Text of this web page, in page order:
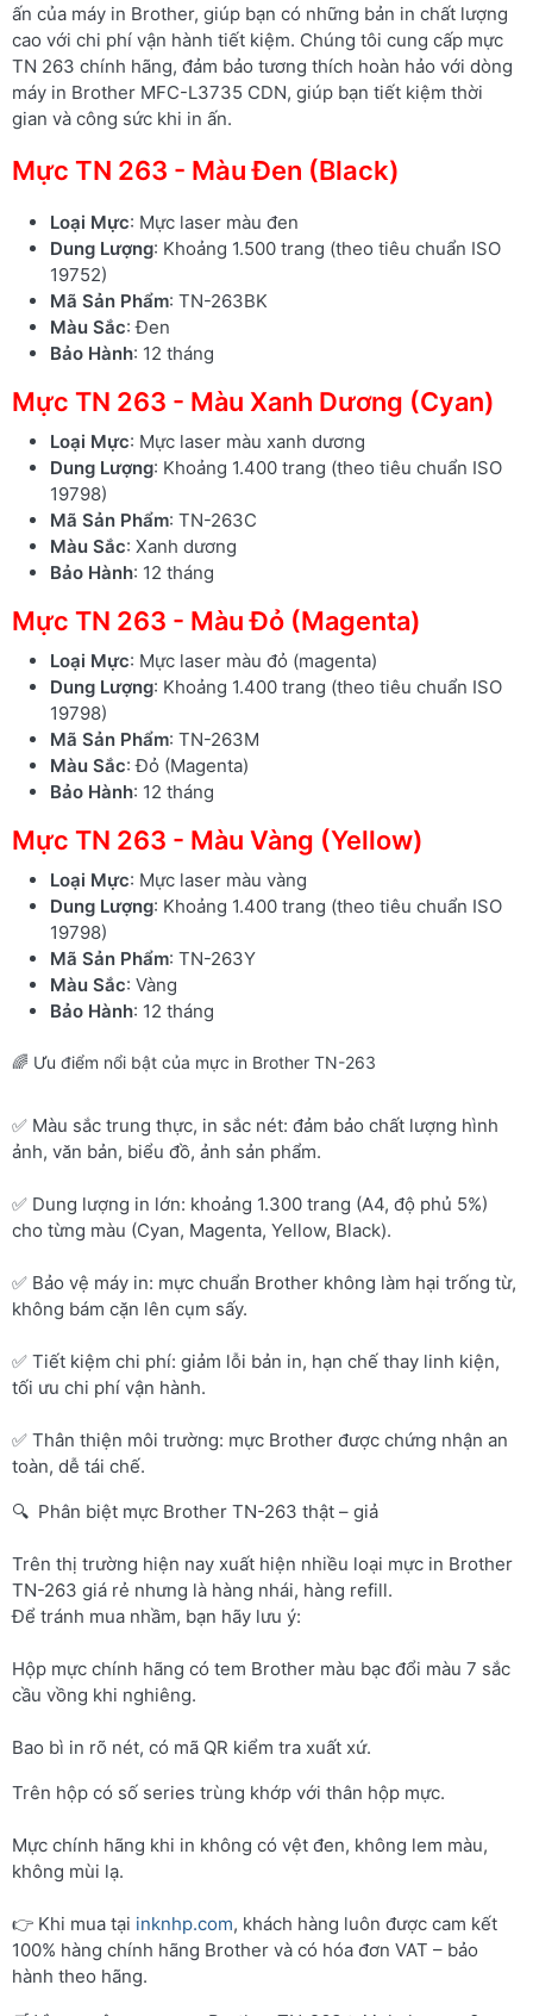
ấn của máy in Brother, giúp bạn có những bản in chất lượng
cao với chi phí vận hành tiết kiệm. Chúng tôi cung cấp mực
TN 263 chính hãng, đảm bảo tương thích hoàn hảo với dòng
máy in Brother MFC-L3735 CDN, giúp bạn tiết kiệm thời
gian và công sức khi in ấn.
Mực TN 263 - Màu Đen (Black)
Loại Mực: Mực laser màu đen
Dung Lượng: Khoảng 1.500 trang (theo tiêu chuẩn ISO
19752)
Mã Sản Phẩm: TN-263BK
Màu Sắc: Đen
Bảo Hành: 12 tháng
Mực TN 263 - Màu Xanh Dương (Cyan)
Loại Mực: Mực laser màu xanh dương
Dung Lượng: Khoảng 1.400 trang (theo tiêu chuẩn ISO
19798)
Mã Sản Phẩm: TN-263C
Màu Sắc: Xanh dương
Bảo Hành: 12 tháng
Mực TN 263 - Màu Đỏ (Magenta)
Loại Mực: Mực laser màu đỏ (magenta)
Dung Lượng: Khoảng 1.400 trang (theo tiêu chuẩn ISO
19798)
Mã Sản Phẩm: TN-263M
Màu Sắc: Đỏ (Magenta)
Bảo Hành: 12 tháng
Mực TN 263 - Màu Vàng (Yellow)
Loại Mực: Mực laser màu vàng
Dung Lượng: Khoảng 1.400 trang (theo tiêu chuẩn ISO
19798)
Mã Sản Phẩm: TN-263Y
Màu Sắc: Vàng
Bảo Hành: 12 tháng
🌈 Ưu điểm nổi bật của mực in Brother TN-263
✅ Màu sắc trung thực, in sắc nét: đảm bảo chất lượng hình
ảnh, văn bản, biểu đồ, ảnh sản phẩm.
✅ Dung lượng in lớn: khoảng 1.300 trang (A4, độ phủ 5%)
cho từng màu (Cyan, Magenta, Yellow, Black).
✅ Bảo vệ máy in: mực chuẩn Brother không làm hại trống từ,
không bám cặn lên cụm sấy.
✅ Tiết kiệm chi phí: giảm lỗi bản in, hạn chế thay linh kiện,
tối ưu chi phí vận hành.
✅ Thân thiện môi trường: mực Brother được chứng nhận an
toàn, dễ tái chế.
🔍 Phân biệt mực Brother TN-263 thật – giả
Trên thị trường hiện nay xuất hiện nhiều loại mực in Brother
TN-263 giá rẻ nhưng là hàng nhái, hàng refill.
Để tránh mua nhầm, bạn hãy lưu ý:
Hộp mực chính hãng có tem Brother màu bạc đổi màu 7 sắc
cầu vồng khi nghiêng.
Bao bì in rõ nét, có mã QR kiểm tra xuất xứ.
Trên hộp có số series trùng khớp với thân hộp mực.
Mực chính hãng khi in không có vệt đen, không lem màu,
không mùi lạ.
👉 Khi mua tại inknhp.com, khách hàng luôn được cam kết
100% hàng chính hãng Brother và có hóa đơn VAT – bảo
hành theo hãng.